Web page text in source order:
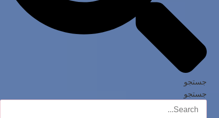
جستجو
جستجو